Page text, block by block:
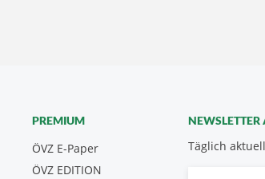
Täglich
PREMIUM
ÖVZ E-Paper
ÖVZ EDITION